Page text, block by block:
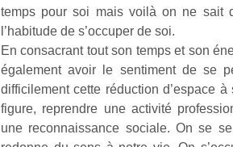
temps pour soi mais voilà on ne sait
l’habitude de s’occuper de soi.
En consacrant tout son temps et son
également avoir le sentiment de se
difficilement cette réduction d’espace
figure, reprendre une activité
une reconnaissance sociale. On se
physique
ou
apprentissage…